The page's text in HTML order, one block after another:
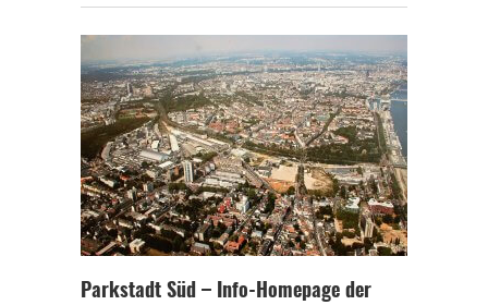
Parkstadt Süd – Info-Homepage der